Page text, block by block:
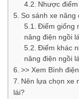
Nhược
So sánh xe nâng
Điểm giống
nâng điện ngồi
Điểm khác
nâng điện ngồi
>> Xem Bình
Nên lựa chọn xe
lái?